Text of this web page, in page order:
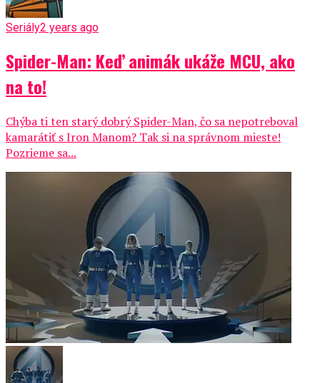
Seriály2 years ago
Spider-Man: Keď animák ukáže MCU, ako
na to!
Chýba ti ten starý dobrý Spider-Man, čo sa nepotreboval
kamarátiť s Iron Manom? Tak si na správnom mieste!
Pozrieme sa...